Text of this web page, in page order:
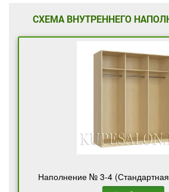
СХЕМА ВНУТРЕННЕГО
Наполнение № 3-4